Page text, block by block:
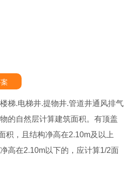
梯.电梯井.提物井.管道井通风排气
的自然层计算建筑面积。有顶盖
积，且结构净高在2.10m及以上
高在2.10m以下的，应计算1/2面